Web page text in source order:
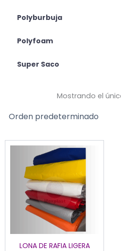
Polyburbuja
Polyfoam
Super Saco
Mostrando el
LONA DE RAFIA LIGERA